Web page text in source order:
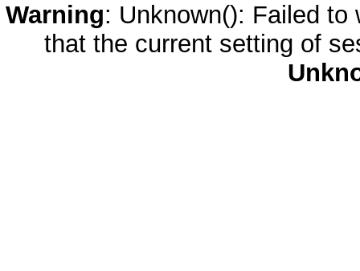
Warning: Unknown(): Failed
that the current setting of